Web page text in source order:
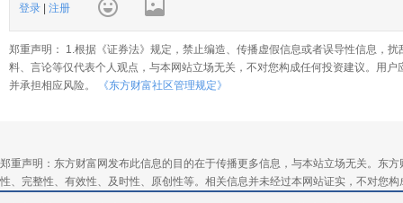
登录 注册
郑重声明： 1.根据《证券法》规定，禁止编造、传播虚假信息或者误导性信息，
料、言论等仅代表个人观点，与本网站立场无关，不对您构成任何投资建议。用
并承担相应风险。
《东方财富社区管理规定》
郑重声明：东方财富网发布此信息的目的在于传播更多信息，与本站立场无关。东
性、完整性、有效性、及时性、原创性等。相关信息并未经过本网站证实，不对您